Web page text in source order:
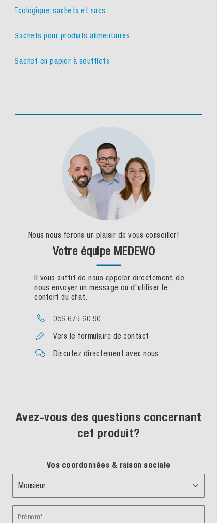
Ecologique: sachets et sacs
Sachets pour produits alimentaires
Sachet en papier à soufflets
Nous nous ferons un plaisir de vous conseiller!
Votre équipe MEDEWO
Il vous suffit de nous appeler directement, de
nous envoyer un message ou d'utiliser le
confort du chat.
056 676 60 90
Vers le formulaire de contact
Discutez directement avec nous
Avez-vous des questions concernant
cet produit?
Vos coordonnées & raison sociale
Prénom